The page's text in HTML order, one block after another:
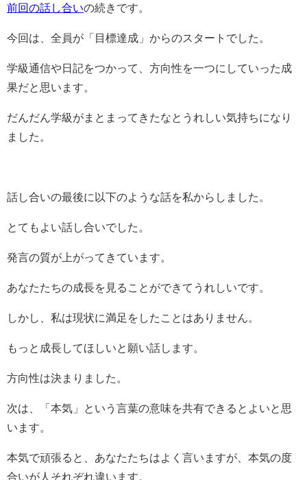
前回の話し合いの続きです。
今回は、全員が「目標達成」からのスタートでした。
学級通信や日記をつかって、方向性を一つにしていった成
果だと思います。
だんだん学級がまとまってきたなとうれしい気持ちになり
ました。
話し合いの最後に以下のような話を私からしました。
とてもよい話し合いでした。
発言の質が上がってきています。
あなたたちの成長を見ることができてうれしいです。
しかし、私は現状に満足をしたことはありません。
もっと成長してほしいと願い話します。
方向性は決まりました。
次は、「本気」という言葉の意味を共有できるとよいと思
います。
本気で頑張ると、あなたたちはよく言いますが、本気の度
合いが人それぞれ違います。